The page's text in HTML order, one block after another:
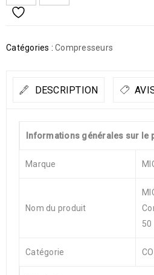
Catégories : Compresseurs
DESCRIPTION
Informations générales sur le
Marque
Nom du produit
50
Catégorie